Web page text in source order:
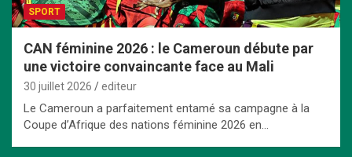
SPORT
CAN féminine 2026 : le Cameroun débute par
une victoire convaincante face au Mali
30 juillet 2026 editeur
Le Cameroun a parfaitement entamé sa campagne à la
Coupe d’Afrique des nations féminine 2026 en…